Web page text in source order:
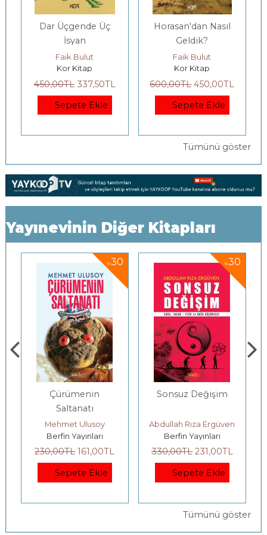
Horasan'dan Nasıl
Geldik?
Faik Bulut
Kor Kitap
600,00TL 450,00TL
Sepete Ekle
Batı Ve Laiklik
Faik Bulut
Cumhuriyet Kitapları
350,00TL 245,00TL
Yayımlanacak (Stokta
Tümünü göster
Yayınevinin Diğer Kitapları
%30
Sonsuz Değişim
Abdullah Rıza Ergüven
Berfin Yayınları
330,00TL 231,00TL
Sepete Ekle
%30
Köy
Yalanlarla Sınavı
Nazım Mutlu
Berfin Yayınları
250,00TL 175,00TL
Sepete Ekle
Tümünü göster